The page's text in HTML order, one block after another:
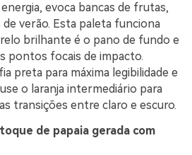
evoca bancas de frutas,
verão. Esta paleta funciona
brilhante é o pano de fundo e
pontos focais de impacto.
preta para máxima legibilidade e
o laranja intermediário para
transições entre claro e escuro.
de papaia gerada com